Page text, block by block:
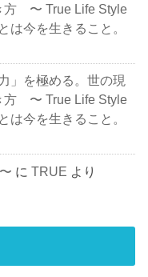
方 〜 True Life Style
今を生きること。
」を極める。世の現
方 〜 True Life Style
今を生きること。
にTRUE より